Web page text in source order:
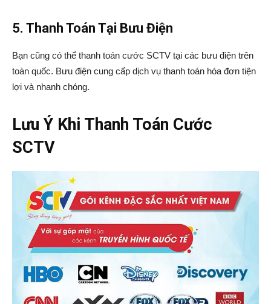
5. Thanh Toán Tại Bưu Điện
Bạn cũng có thể thanh toán cước SCTV tại các bưu điện trên
toàn quốc. Bưu điện cung cấp dịch vụ thanh toán hóa đơn tiện
lợi và nhanh chóng.
Lưu Ý Khi Thanh Toán Cước
SCTV